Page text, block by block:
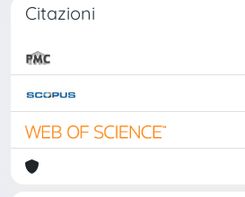
Citazioni